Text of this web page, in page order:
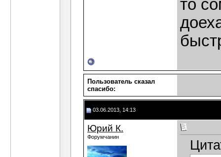
то
Пользователь сказал
cпасибо:
03.06.2013, 14:13
Юрий К.
Форумчанин